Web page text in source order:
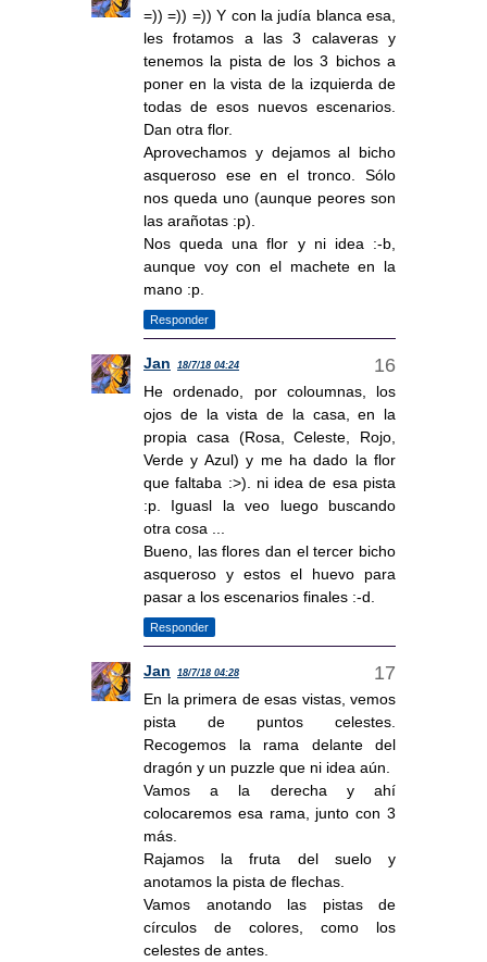
=)) =)) =)) Y con la judía blanca esa,
les frotamos a las 3 calaveras y
tenemos la pista de los 3 bichos a
poner en la vista de la izquierda de
todas de esos nuevos escenarios.
Dan otra flor.
Aprovechamos y dejamos al bicho
asqueroso ese en el tronco. Sólo
nos queda uno (aunque peores son
las arañotas :p).
Nos queda una flor y ni idea :-b,
aunque voy con el machete en la
mano :p.
Responder
Jan 18/7/18 04:24
He ordenado, por coloumnas, los
ojos de la vista de la casa, en la
propia casa (Rosa, Celeste, Rojo,
Verde y Azul) y me ha dado la flor
que faltaba :>). ni idea de esa pista
:p. Iguasl la veo luego buscando
otra cosa ...
Bueno, las flores dan el tercer bicho
asqueroso y estos el huevo para
pasar a los escenarios finales :-d.
Responder
Jan 18/7/18 04:28
En la primera de esas vistas, vemos
pista de puntos celestes.
Recogemos la rama delante del
dragón y un puzzle que ni idea aún.
Vamos a la derecha y ahí
colocaremos esa rama, junto con 3
más.
Rajamos la fruta del suelo y
anotamos la pista de flechas.
Vamos anotando las pistas de
círculos de colores, como los
celestes de antes.